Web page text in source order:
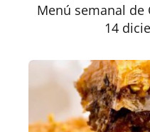
Menú semanal de
14